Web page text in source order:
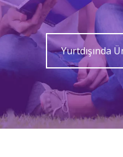
Yurtdışında